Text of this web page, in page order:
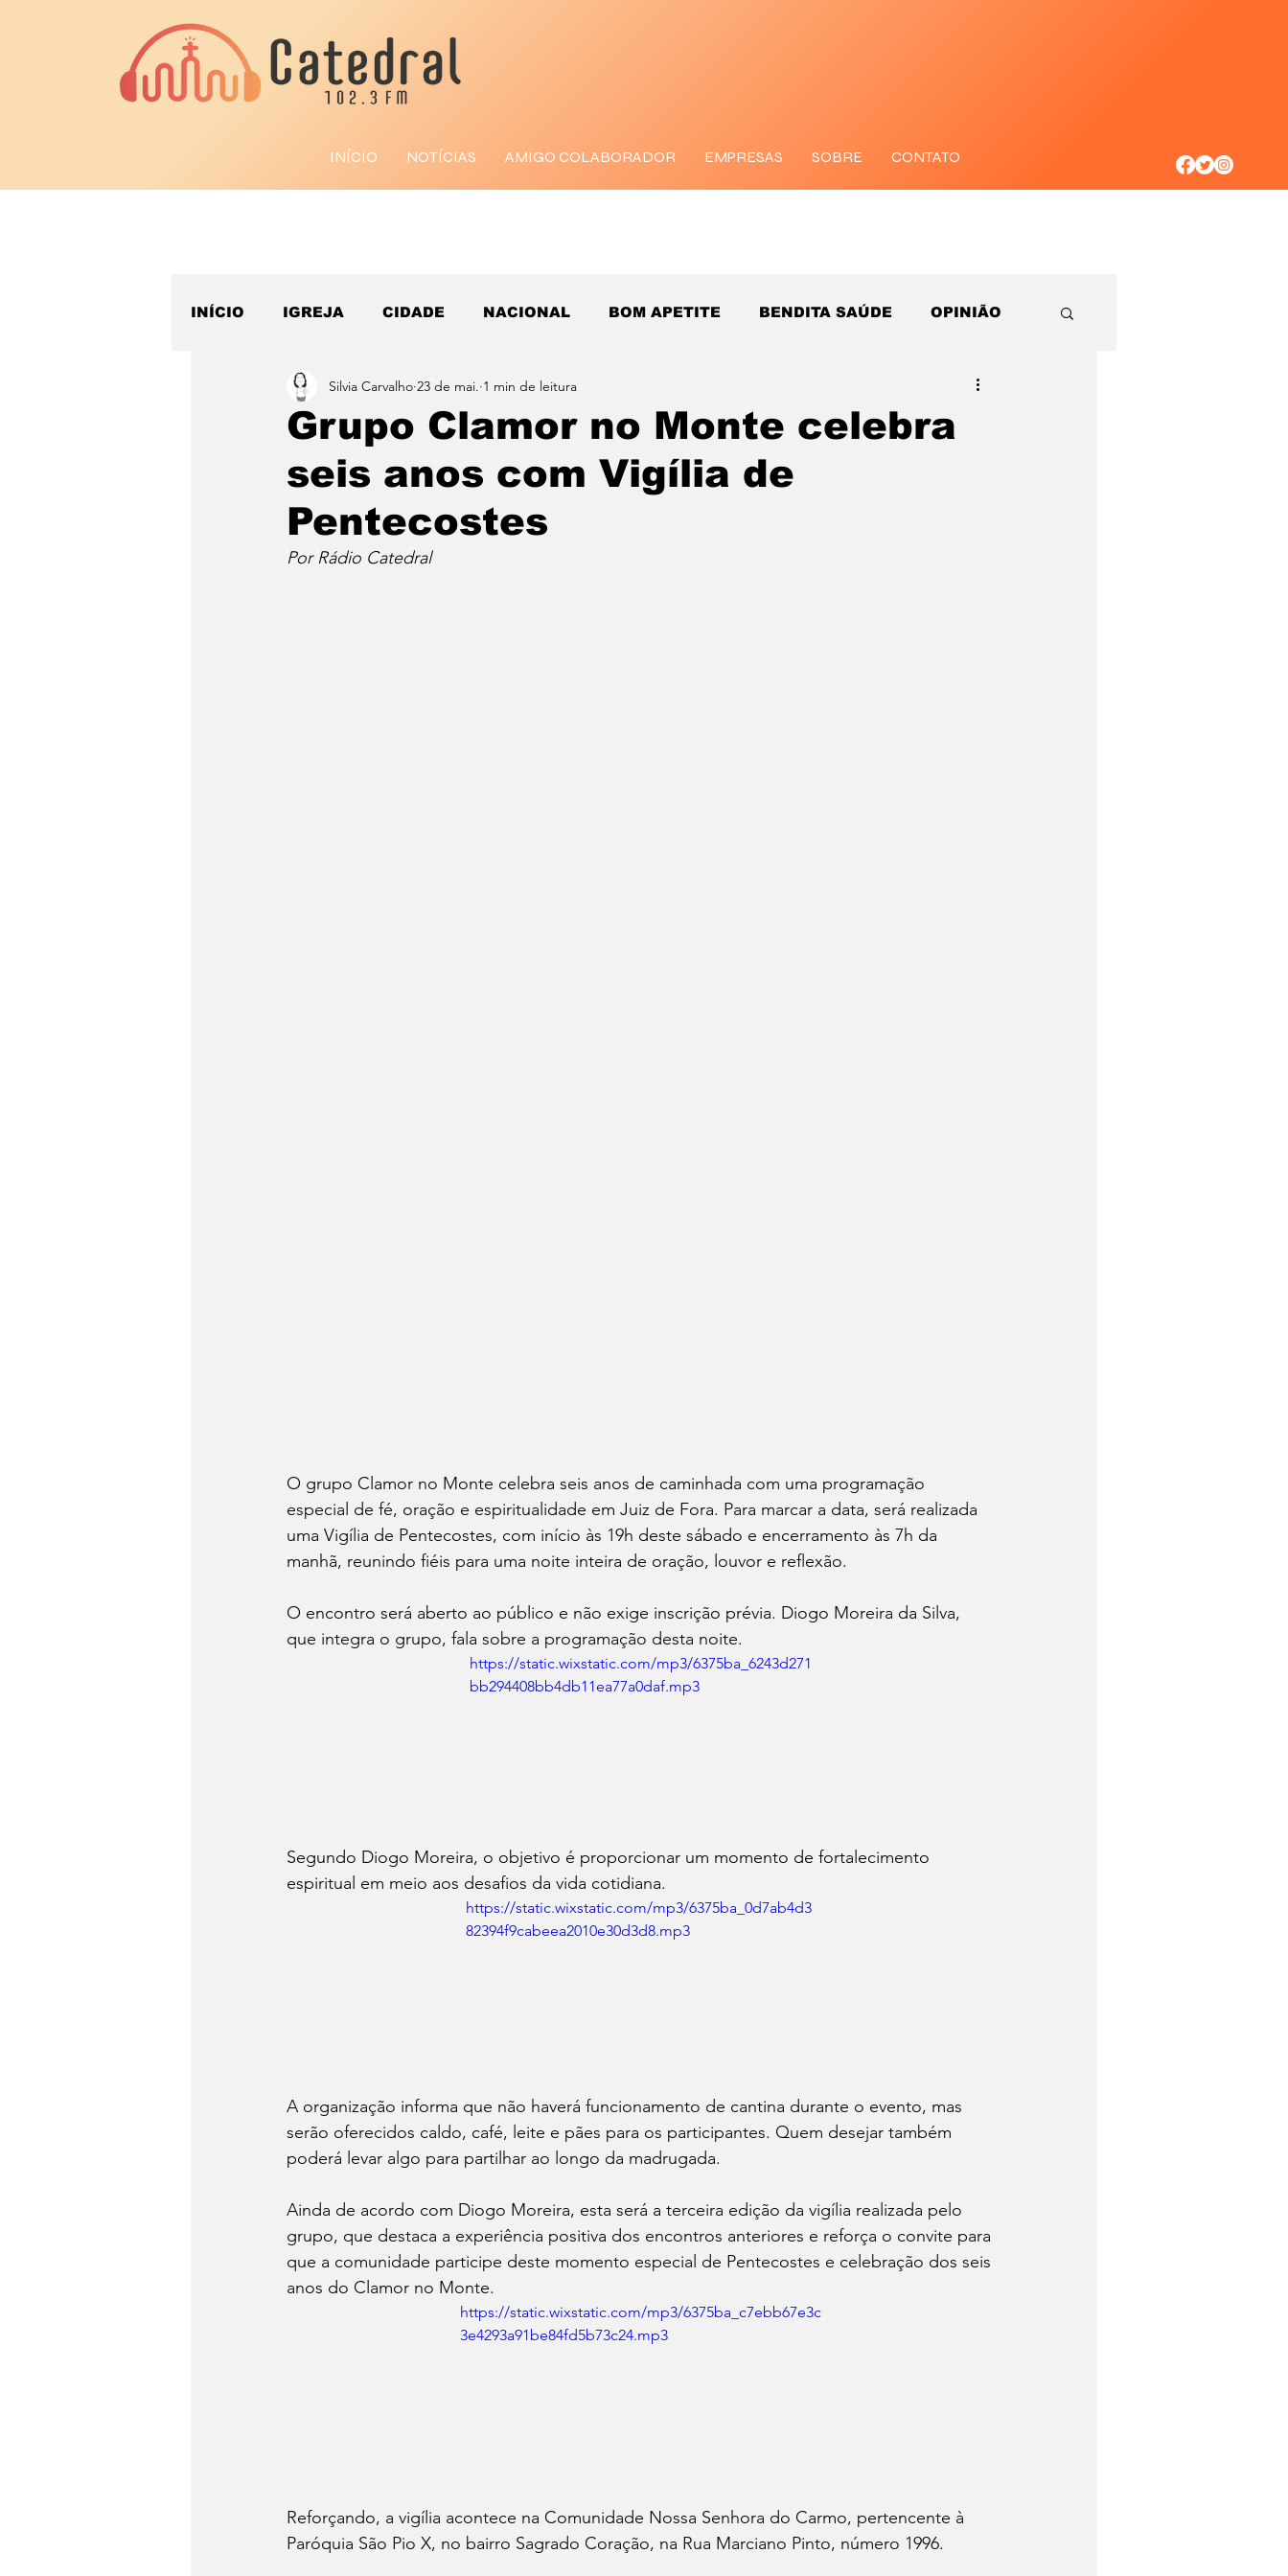
INÍCIO NOTÍCIAS AMIGO COLABORADOR EMPRESAS SOBRE CONTATO
INÍCIO IGREJA CIDADE NACIONAL BOM APETITE BENDITA SAÚDE OPINIÃO
ESPORTE
Grupo Clamor no Monte celebra
seis anos com Vigília de
Pentecostes
Silvia Carvalho 23 de mai. 1 min de leitura
Por Rádio Catedral
O grupo Clamor no Monte celebra seis anos de caminhada com uma programação
especial de fé, oração e espiritualidade em Juiz de Fora. Para marcar a data, será realizada
uma Vigília de Pentecostes, com início às 19h deste sábado e encerramento às 7h da
manhã, reunindo fiéis para uma noite inteira de oração, louvor e reflexão.
O encontro será aberto ao público e não exige inscrição prévia. Diogo Moreira da Silva,
que integra o grupo, fala sobre a programação desta noite.
https://static.wixstatic.com/mp3/6375ba_6243d271
bb294408bb4db11ea77a0daf.mp3
Segundo Diogo Moreira, o objetivo é proporcionar um momento de fortalecimento
espiritual em meio aos desafios da vida cotidiana.
https://static.wixstatic.com/mp3/6375ba_0d7ab4d3
82394f9cabeea2010e30d3d8.mp3
A organização informa que não haverá funcionamento de cantina durante o evento, mas
serão oferecidos caldo, café, leite e pães para os participantes. Quem desejar também
poderá levar algo para partilhar ao longo da madrugada.
Ainda de acordo com Diogo Moreira, esta será a terceira edição da vigília realizada pelo
grupo, que destaca a experiência positiva dos encontros anteriores e reforça o convite para
que a comunidade participe deste momento especial de Pentecostes e celebração dos seis
anos do Clamor no Monte.
https://static.wixstatic.com/mp3/6375ba_c7ebb67e3c
3e4293a91be84fd5b73c24.mp3
Reforçando, a vigília acontece na Comunidade Nossa Senhora do Carmo, pertencente à
Paróquia São Pio X, no bairro Sagrado Coração, na Rua Marciano Pinto, número 1996.